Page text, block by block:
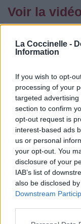
La Coccinelle -
Information
If you wish to opt-
processing of your
targeted
section to confirm
opt-out request is
interest-based ads
us or personal
your opt-out. You
disclosure of your
IAB’s list of
also be disclosed
Downstream
Voir la
Want To
Concert/Live
Paroles +
Commentaires